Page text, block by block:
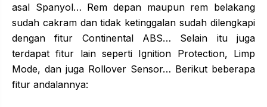
asal Spanyol… Rem depan maupun rem belakang
sudah cakram dan tidak ketinggalan sudah dilengkapi
dengan fitur Continental ABS… Selain itu juga
terdapat fitur lain seperti Ignition Protection, Limp
Mode, dan juga Rollover Sensor… Berikut beberapa
fitur andalannya: